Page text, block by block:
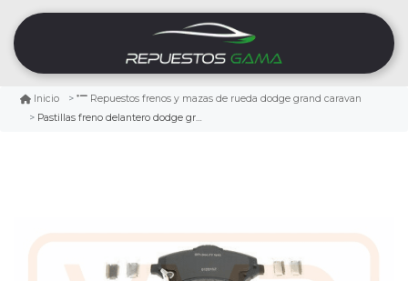
Inicio
Repuestos frenos y mazas de rueda dodge grand caravan
Pastillas freno delantero dodge grand caravan 3.8 2008/2011